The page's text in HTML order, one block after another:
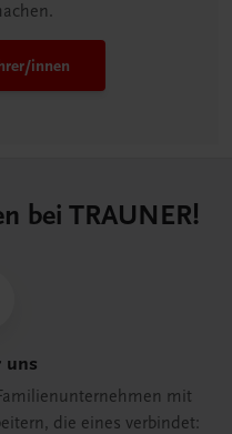
innen
bei TRAUNER!
uns
mit
die eines verbindet: